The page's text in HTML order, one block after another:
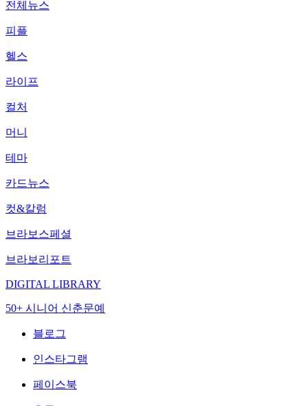
전체뉴스
피플
헬스
라이프
컬처
머니
테마
카드뉴스
컷&칼럼
브라보스페셜
브라보리포트
DIGITAL LIBRARY
50+ 시니어 신춘문예
블로그
인스타그램
페이스북